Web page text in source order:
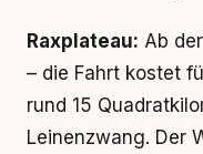
Raxplateau: Ab
– die Fahrt kostet
rund 15
Leinenzwang. Der